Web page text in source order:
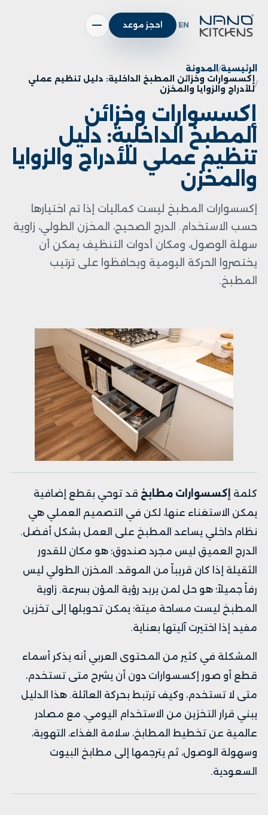
EN احجز موعد
الرئيسية
المدونة
إكسسوارات وخزائن المطبخ الداخلية: دليل تنظيم عملي
للأدراج والزوايا والمخزن
إكسسوارات وخزائن
المطبخ الداخلية: دليل
تنظيم عملي للأدراج والزوايا
والمخزن
إكسسوارات المطبخ ليست كماليات إذا تم اختيارها
حسب الاستخدام. الدرج الصحيح، المخزن الطولي، زاوية
سهلة الوصول، ومكان أدوات التنظيف يمكن أن
يختصروا الحركة اليومية ويحافظوا على ترتيب
المطبخ.
كلمة إكسسوارات مطابخ قد توحي بقطع إضافية
يمكن الاستغناء عنها، لكن في التصميم العملي هي
نظام داخلي يساعد المطبخ على العمل بشكل أفضل.
الدرج العميق ليس مجرد صندوق؛ هو مكان للقدور
الثقيلة إذا كان قريباً من الموقد. المخزن الطولي ليس
رفاً جميلاً؛ هو حل لمن يريد رؤية المؤن بسرعة. زاوية
المطبخ ليست مساحة ميتة؛ يمكن تحويلها إلى تخزين
مفيد إذا اختيرت آليتها بعناية.
المشكلة في كثير من المحتوى العربي أنه يذكر أسماء
قطع أو صور إكسسوارات دون أن يشرح متى تستخدم،
متى لا تستخدم، وكيف ترتبط بحركة العائلة. هذا الدليل
يبني قرار التخزين من الاستخدام اليومي، مع مصادر
عالمية عن تخطيط المطابخ، سلامة الغذاء، التهوية،
وسهولة الوصول، ثم يترجمها إلى مطابخ البيوت
السعودية.